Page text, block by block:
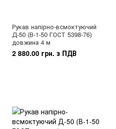
Рукав напірно-всмоктуючий
Д-50 (В-1-50 ГОСТ 5398-76)
довжина 4 м
2 880.00 грн. з ПДВ